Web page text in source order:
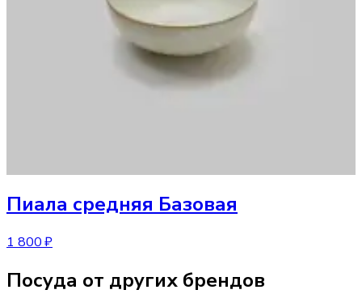
Пиала средняя Базовая
1 800 ₽
Посуда от других брендов